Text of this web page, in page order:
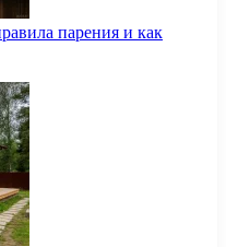
парения и как